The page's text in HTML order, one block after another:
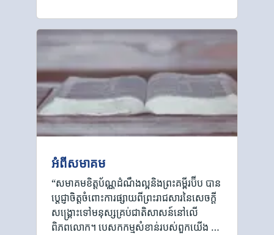
អំពីសមាគម
“សមាគម​ខិត្តប័ណ្ណដំណឹងល្អនិងព្រះគម្ពីរប៊ីប បាន
ប្ដេជ្ញាចិត្តចំពោះការផ្សាយពីព្រះរាជសារនៃសេចក្ដី
សង្គ្រោះទៅមនុស្សគ្រប់ជាតិសាសន៍នៅលើ
ពិភពលោក។ បេសកកម្មសំខាន់របស់ពួកយើង …